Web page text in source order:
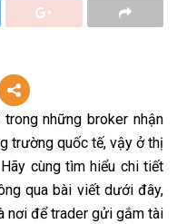
những broker nhận
trường quốc tế, vậy ở thị
cùng tìm hiểu chi tiết
qua bài viết dưới đây,
nơi để trader gửi gắm tài